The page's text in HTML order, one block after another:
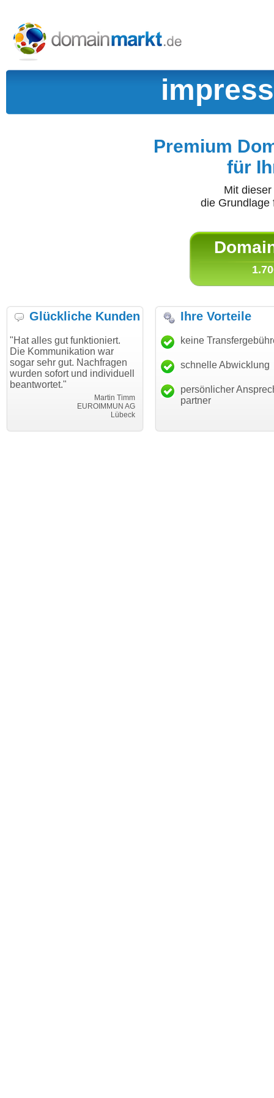
Premium
für
Mit
die
Glückliche Kunden
gut funktioniert.
war
gut. Nachfragen
und individuell
EUROIMMUN AG
"Danke für den schnellen
Transfer und guten Service!"
Thomas Schäfer
i can eckert communication GmbH
"Ich bin
haben.
mein
Ihre Vorteile
keine
schnelle Abwicklung
persönlicher
partner